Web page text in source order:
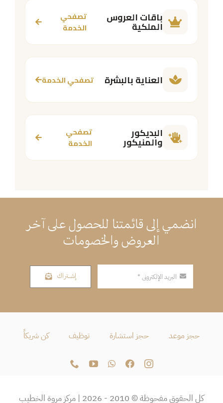
باقات العروس
الملكية
تصفحي
الخدمة
العناية بالبشرة تصفحي الخدمة
البديكور
والمنيكور
تصفحي
الخدمة
انضمي إلى قائمتنا للحصول على آخر
العروض والخصومات
إشــتراك
حجز موعد حجز استشارة توظيف كن شريكاً
كل الحقوق مفحوظة © 2010 - 2026 | مركز مروة الخطيب